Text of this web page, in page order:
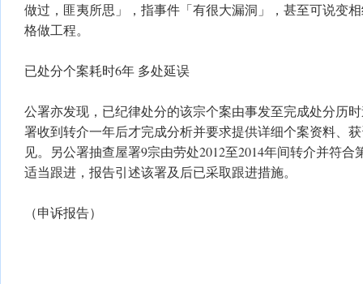
做过，匪夷所思」，指事件「有很大漏洞」，甚至可说变
格做工程。
已处分个案耗时6年 多处延误
公署亦发现，已纪律处分的该宗个案由事发至完成处分历
署收到转介一年后才完成分析并要求提供详细个案资料、
见。另公署抽查屋署9宗由劳处2012至2014年间转介并符
适当跟进，报告引述该署及后已采取跟进措施。
（申诉报告）